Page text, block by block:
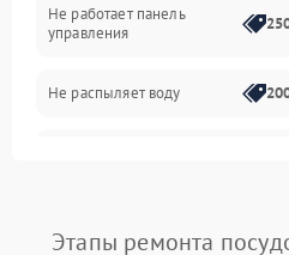
Гигиена
Программное обеспечение
Не работает панель
управления
Не распыляет воду
Проблемы с набором
воды
Этапы ремонта